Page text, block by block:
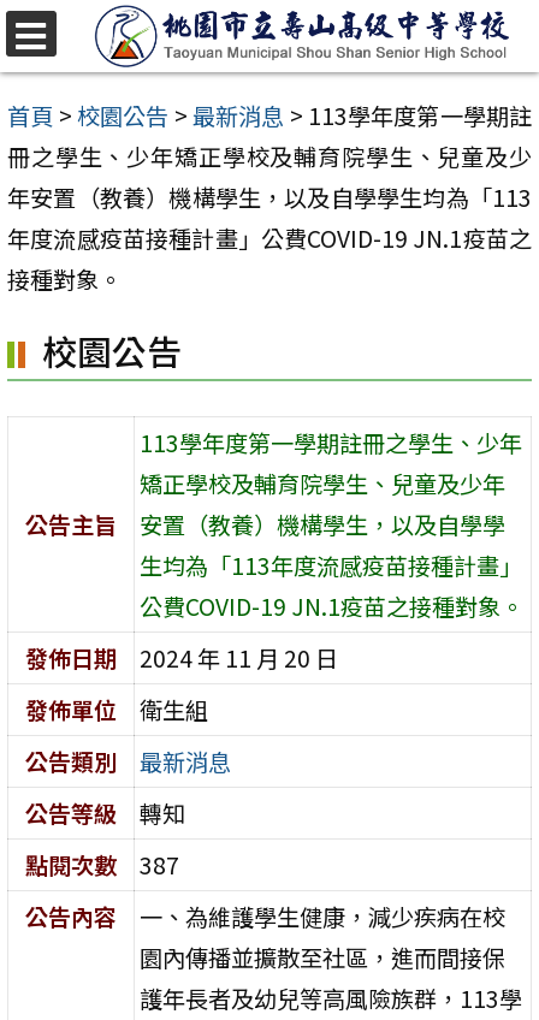
跳
至
主
要
內
容
區
首頁 >校園公告 >最新消息 > 113學年度第一學期註
冊之學生、少年矯正學校及輔育院學生、兒童及少
年安置（教養）機構學生，以及自學學生均為「113
年度流感疫苗接種計畫」公費COVID-19 JN.1疫苗之
接種對象。
校園公告
公告主旨
113學年度第一學期註冊之學生、少年
矯正學校及輔育院學生、兒童及少年
安置（教養）機構學生，以及自學學
生均為「113年度流感疫苗接種計畫」
公費COVID-19 JN.1疫苗之接種對象。
發佈日期
2024 年 11 月 20 日
發佈單位
衛生組
公告類別
最新消息
公告等級
轉知
點閱次數
387
公告內容
一、為維護學生健康，減少疾病在校
園內傳播並擴散至社區，進而間接保
護年長者及幼兒等高風險族群，113學
選
單